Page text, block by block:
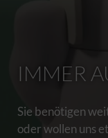
IMMER
Sie benötigen
oder wollen uns